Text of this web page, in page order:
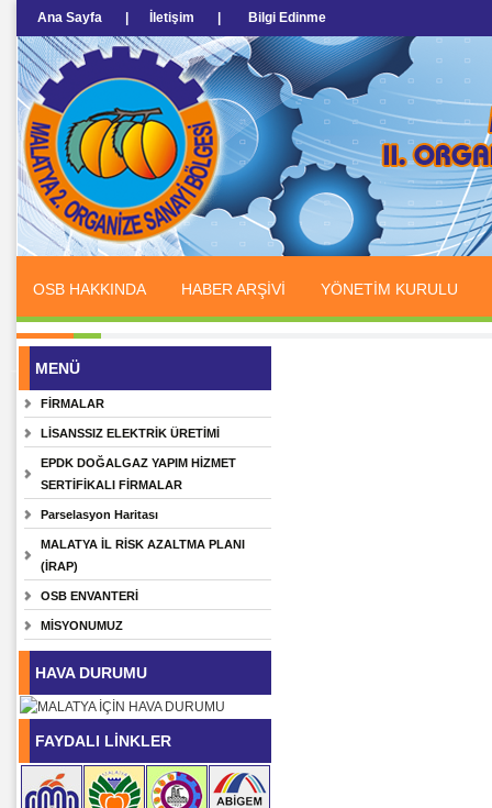
Ana Sayfa İletişim Bilgi Edinme
OSB HAKKINDA HABER ARŞİVİ YÖNETİM KURULU
MENÜ
FİRMALAR
LİSANSSIZ ELEKTRİK ÜRETİMİ
EPDK DOĞALGAZ YAPIM HİZMET
SERTİFİKALI FİRMALAR
Parselasyon Haritası
MALATYA İL RİSK AZALTMA PLANI
(İRAP)
OSB ENVANTERİ
MİSYONUMUZ
HAVA DURUMU
FAYDALI LİNKLER